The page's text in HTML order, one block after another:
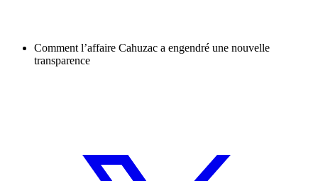
Comment l’affaire Cahuzac a engendré une nouvelle
transparence